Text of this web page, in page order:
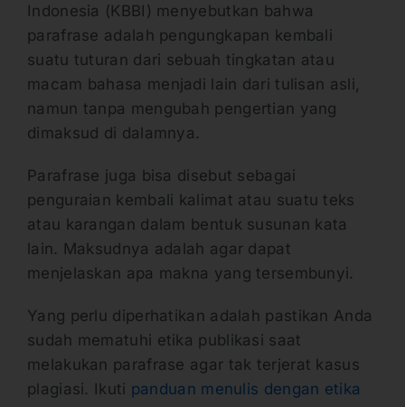
Indonesia (KBBI) menyebutkan bahwa
parafrase adalah pengungkapan kembali
suatu tuturan dari sebuah tingkatan atau
macam bahasa menjadi lain dari tulisan asli,
namun tanpa mengubah pengertian yang
dimaksud di dalamnya.
Parafrase juga bisa disebut sebagai
penguraian kembali kalimat atau suatu teks
atau karangan dalam bentuk susunan kata
lain. Maksudnya adalah agar dapat
menjelaskan apa makna yang tersembunyi.
Yang perlu diperhatikan adalah pastikan Anda
sudah mematuhi etika publikasi saat
melakukan parafrase agar tak terjerat kasus
plagiasi. Ikuti panduan menulis dengan etika